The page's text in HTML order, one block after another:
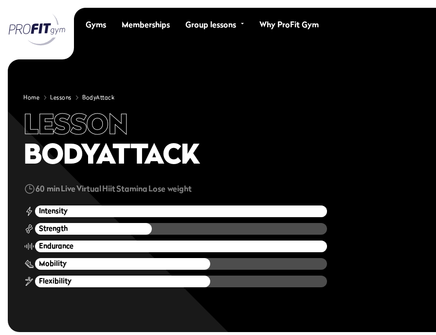
Gyms Memberships Group lessons
Why ProFit Gym
Home Lessons BodyAttack
LESSON
BODYATTACK
60 minLiveVirtualHiitStaminaLose weight
Intensity
Strength
Endurance
Mobility
Flexibility